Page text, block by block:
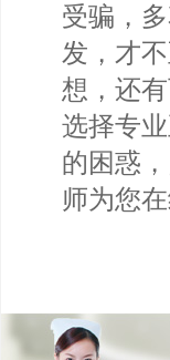
受骗，
发，才
想，还
选择专
的困惑
师为您在